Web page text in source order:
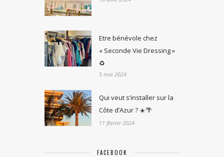
Etre bénévole chez
« Seconde Vie Dressing »
♻️
5 mai 2024
Qui veut s’installer sur la
Côte d’Azur ? ☀️🌴
11 février 2024
FACEBOOK